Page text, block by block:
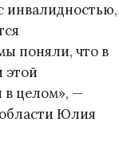
поняли, что в
этой
в целом», —
Юлия